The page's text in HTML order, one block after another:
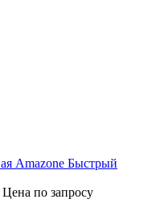
Быстрый
Цена по запросу